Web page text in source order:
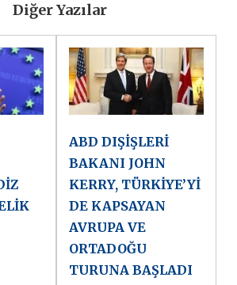
Diğer Yazılar
ABD DIŞİŞLERİ
BAKANI JOHN
KERRY, TÜRKİYE’Yİ
DE KAPSAYAN
AVRUPA VE
ORTADOĞU
TURUNA BAŞLADI